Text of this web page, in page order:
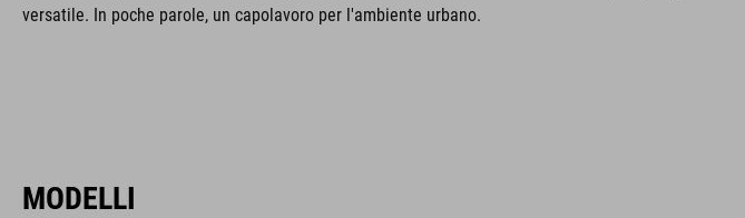
versatile. In poche parole, un capolavoro per l'ambiente urbano.
MODELLI